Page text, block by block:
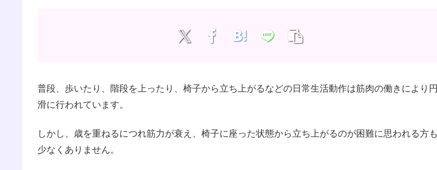
普段、歩いたり、階段を上ったり、椅子から立ち上がるなどの日常生活動作は筋肉の働きにより円
滑に行われています。
しかし、歳を重ねるにつれ筋力が衰え、椅子に座った状態から立ち上がるのが困難に思われる方も
少なくありません。